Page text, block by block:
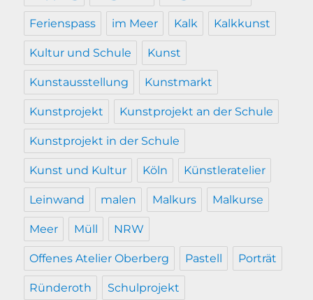
Ferienspass im Meer Kalk Kalkkunst
Kultur und Schule Kunst
Kunstausstellung Kunstmarkt
Kunstprojekt Kunstprojekt an der Schule
Kunstprojekt in der Schule
Kunst und Kultur Köln Künstleratelier
Leinwand malen Malkurs Malkurse
Meer Müll NRW
Offenes Atelier Oberberg Pastell Porträt
Ründeroth Schulprojekt